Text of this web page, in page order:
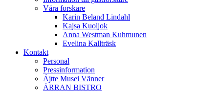
Våra forskare
Karin Beland Lindahl
Kajsa Kuoljok
Anna Westman Kuhmunen
Evelina Kallträsk
Kontakt
Personal
Pressinformation
Ájtte Musei Vänner
ÁRRAN BISTRO